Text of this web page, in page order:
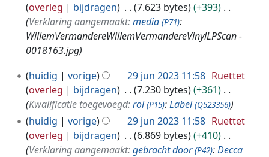
overleg
bijdragen 7.623 bytes
+393
Verklaring aangemaakt:media (P71):
WillemVermandereWillemVermandereVinylLPScan -
0018163.jpg
huidig vorige 29 jun 2023 11:58 Ruettet
overleg
bijdragen 7.230 bytes
+361
Kwalificatie toegevoegd:rol (P15):Label (Q523356)
huidig vorige 29 jun 2023 11:58 Ruettet
overleg
bijdragen 6.869 bytes
+410
Verklaring aangemaakt:gebracht door (P42):Decca